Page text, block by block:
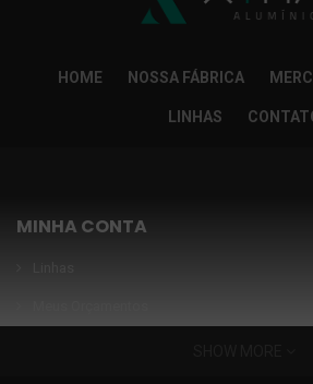
HOME NOSSA FÁBRICA
LINHAS
MINHA CONTA